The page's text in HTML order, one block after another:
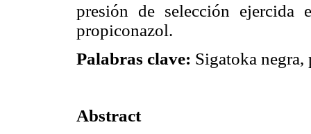
presión de selección ejercida
propiconazol.
Palabras clave: Sigatoka
Abstract